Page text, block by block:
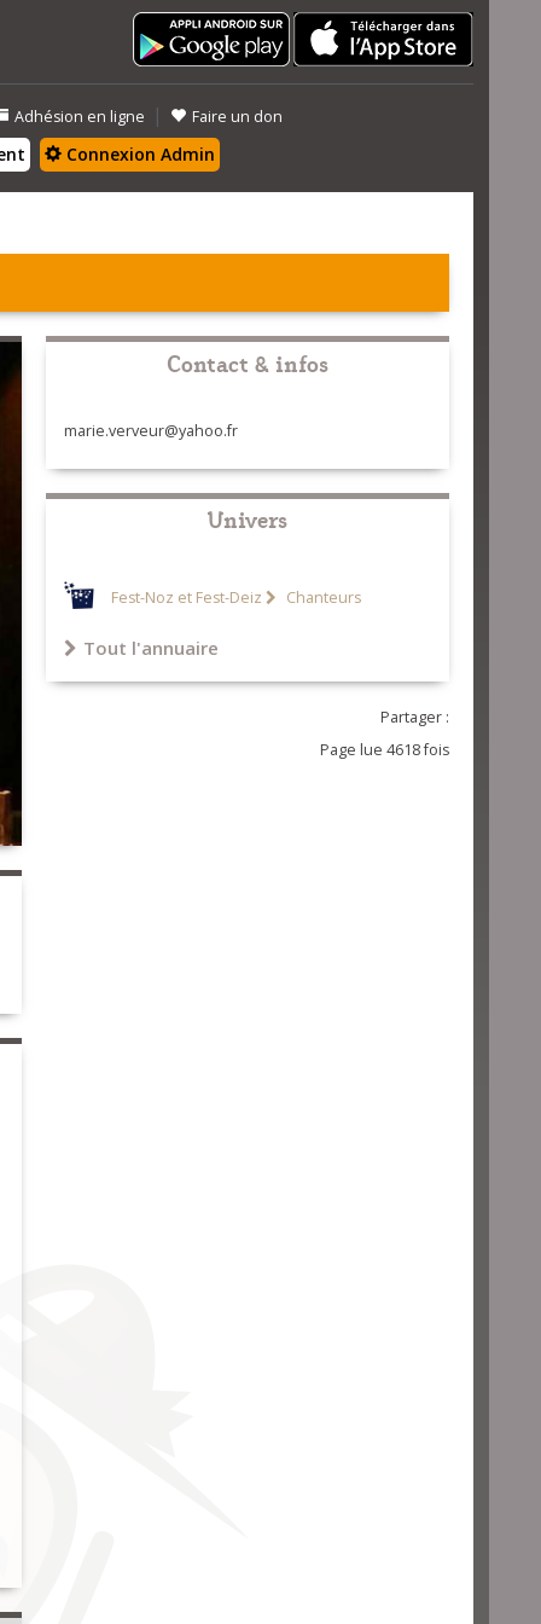
Adhésion en ligne | Faire un don
Connexion Admin
Contact & infos
marie.verveur@yahoo.fr
Univers
Fest-Noz et Fest-Deiz Chanteurs
Tout l'annuaire
Partager :
Page lue 4618 fois